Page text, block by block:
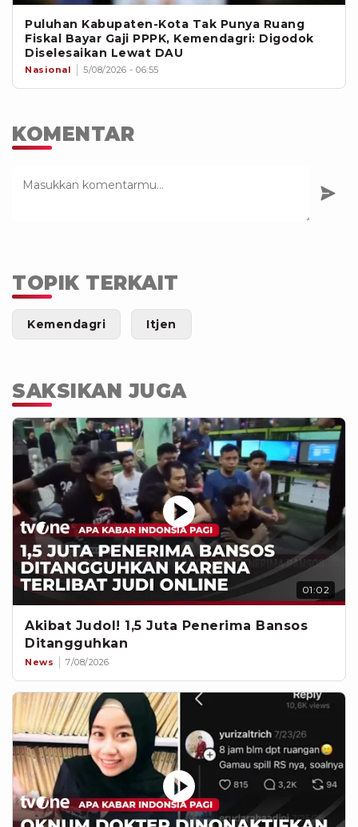
Puluhan Kabupaten-Kota Tak Punya Ruang
Fiskal Bayar Gaji PPPK, Kemendagri: Digodok
Diselesaikan Lewat DAU
Nasional 5/08/2026 - 06:55
KOMENTAR
TOPIK TERKAIT
Kemendagri Itjen
SAKSIKAN JUGA
01:02
Akibat Judol! 1,5 Juta Penerima Bansos
Ditangguhkan
News 7/08/2026